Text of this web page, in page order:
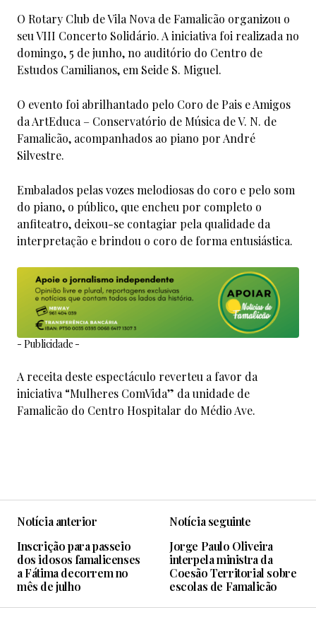
O Rotary Club de Vila Nova de Famalicão organizou o
seu VIII Concerto Solidário. A iniciativa foi realizada no
domingo, 5 de junho, no auditório do Centro de
Estudos Camilianos, em Seide S. Miguel.
O evento foi abrilhantado pelo Coro de Pais e Amigos
da ArtEduca – Conservatório de Música de V. N. de
Famalicão, acompanhados ao piano por André
Silvestre.
Embalados pelas vozes melodiosas do coro e pelo som
do piano, o público, que encheu por completo o
anfiteatro, deixou-se contagiar pela qualidade da
interpretação e brindou o coro de forma entusiástica.
- Publicidade -
A receita deste espectáculo reverteu a favor da
iniciativa “Mulheres ComVida” da unidade de
Famalicão do Centro Hospitalar do Médio Ave.
Notícia anterior
Inscrição para passeio
dos idosos famalicenses
a Fátima decorrem no
mês de julho
Notícia seguinte
Jorge Paulo Oliveira
interpela ministra da
Coesão Territorial sobre
escolas de Famalicão